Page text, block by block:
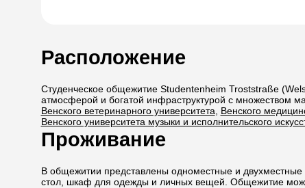
Расположение
Студенческое общежитие Studentenheim Troststraße
атмосферой и богатой инфраструктурой с множеством
Венского ветеринарного университета
Венского
Венского университета музыки и исполнительского
Проживание
В общежитии представлены одноместные и
стол, шкаф для одежды и личных вещей. Общежитие